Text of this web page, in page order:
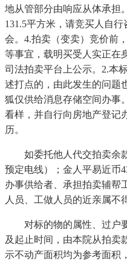
地从管部分由响应从体承担
131.5平方米，请竞买人自
会。4.拍卖（变卖）竞价前
等事宜，载明买受人实正在
司法拍卖平台上公示。2.本
述打点的，由此发生的问题
狐仅供给消息存储空间办事
看样，并自行向房地产登记
历。
如委托他人代交拍卖余款
预定电线）；金人平易近币
办事供给者、承担拍卖辅帮
人员、工做人员的近亲属不
对标的物的属性、过户要
及起止时间，由本院从拍卖
示不动产面积均为参考面积